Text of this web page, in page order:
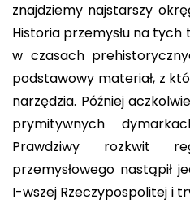
znajdziemy najstarszy
Historia przemysłu na tych
w czasach
podstawowy materiał, z
narzędzia. Później
prymitywnych
Prawdziwy rozkwit
przemysłowego nastąpił
I-wszej Rzeczypospolitej i